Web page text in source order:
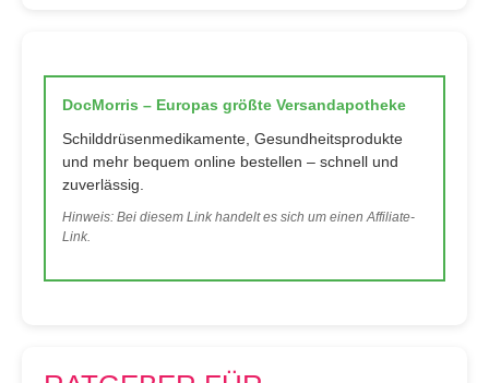
DocMorris – Europas größte Versandapotheke
Schilddrüsenmedikamente, Gesundheitsprodukte
und mehr bequem online bestellen – schnell und
zuverlässig.
Hinweis: Bei diesem Link handelt es sich um einen Affiliate-
Link.